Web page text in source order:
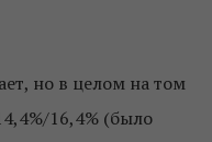
но в целом на том
16,4% (было